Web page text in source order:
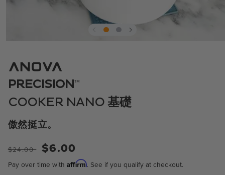
中
開
啟
媒
體
PRECISION™
COOKER NANO 基礎
傲然挺立。
一
價
$24.00
售
$6.00
Pay over time with Affirm. See if you qualify at checkout.